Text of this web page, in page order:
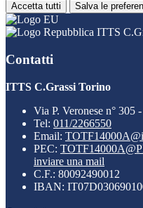
Accetta tutti Salva le
ITTS
Contatti
ITTS C.Grassi Torino
Via P. Veronese n° 305
Tel: 011/2266550
Email:
PEC:
inviare una mail
C.F.: 80092490012
IBAN: